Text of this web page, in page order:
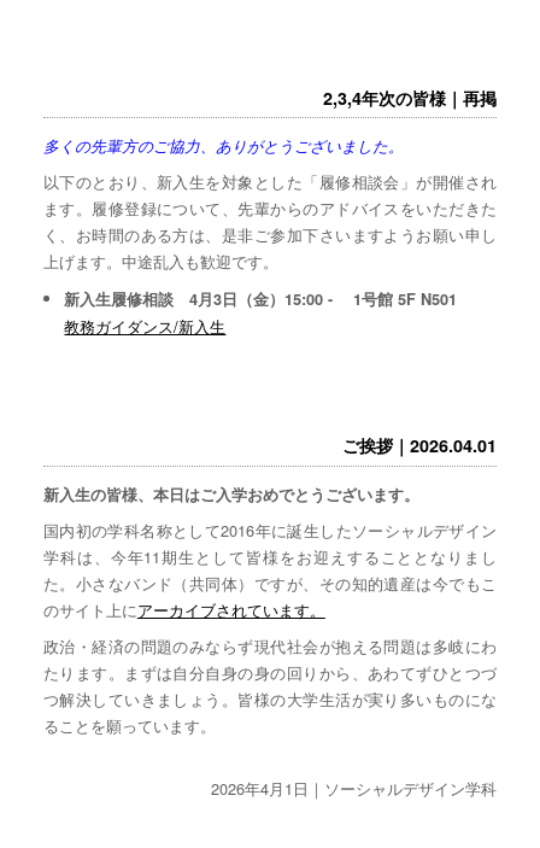
2,3,4年次の皆様｜再掲
多くの先輩方のご協力、ありがとうございました。
以下のとおり、新入生を対象とした「履修相談会」が開催され
ます。履修登録について、先輩からのアドバイスをいただきた
く、お時間のある方は、是非ご参加下さいますようお願い申し
上げます。中途乱入も歓迎です。
新入生履修相談 4月3日（金）15:00 - 1号館 5F N501
教務ガイダンス/新入生
ご挨拶｜2026.04.01
新入生の皆様、本日はご入学おめでとうございます。
国内初の学科名称として2016年に誕生したソーシャルデザイン
学科は、今年11期生として皆様をお迎えすることとなりまし
た。小さなバンド（共同体）ですが、その知的遺産は今でもこ
のサイト上にアーカイブされています。
政治・経済の問題のみならず現代社会が抱える問題は多岐にわ
たります。まずは自分自身の身の回りから、あわてずひとつづ
つ解決していきましょう。皆様の大学生活が実り多いものにな
ることを願っています。
2026年4月1日｜ソーシャルデザイン学科